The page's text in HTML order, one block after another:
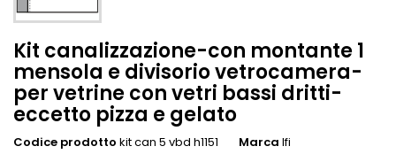
Kit canalizzazione-con montante 1
mensola e divisorio vetrocamera-
per vetrine con vetri bassi dritti-
eccetto pizza e gelato
Codice prodotto kit can 5 vbd h1151 Marca Ifi